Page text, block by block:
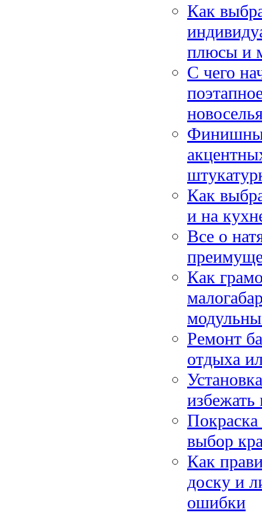
Как
плюсы и
С чего
Как
и на
Все о
Как
Ремонт
отдыха
избежать
Покраска
выбор
Как
доску и
ошибки